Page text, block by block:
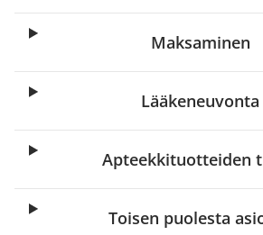
Maksaminen
Lääkeneuvonta
Apteekkituotteiden
Toisen puolesta